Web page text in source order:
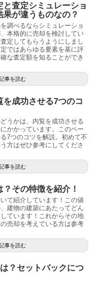
査定シミュレーショ
果が違うものなの？
調べるならシミュレーショ
本格的に売却を検討してい
定してもらうようにしまし
ではあらゆる要素を基に評
な査定額を知ることができ
事を読む
成功させる7つのコ
うかは、内覧を成功させる
かかっています。このペー
7つのコツを解説。初めて不
方はぜひ参考にしてくださ
事を読む
その特徴を紹介！
て紹介しています！この値
建物の建築にあたってどん
ています！これからその地
売却を考えている方は参考
事を読む
？セットバックにつ